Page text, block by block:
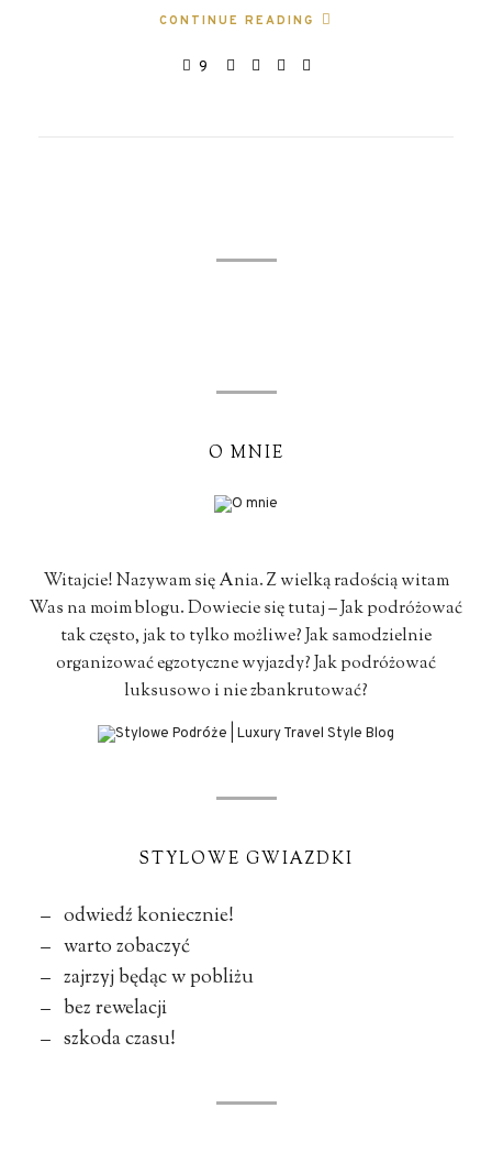
CONTINUE READING
9
O MNIE
Witajcie! Nazywam się Ania. Z wielką radością witam
Was na moim blogu. Dowiecie się tutaj – Jak podróżować
tak często, jak to tylko możliwe? Jak samodzielnie
organizować egzotyczne wyjazdy? Jak podróżować
luksusowo i nie zbankrutować?
STYLOWE GWIAZDKI
– odwiedź koniecznie!
– warto zobaczyć
– zajrzyj będąc w pobliżu
– bez rewelacji
– szkoda czasu!